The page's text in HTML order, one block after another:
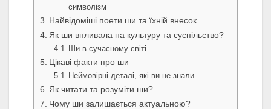
символізм
Найвідоміші поети ши та їхній внесок
Як ши впливала на культуру та суспільство?
Ши в сучасному світі
Цікаві факти про ши
Неймовірні деталі, які ви не знали
Як читати та розуміти ши?
Чому ши залишається актуальною?